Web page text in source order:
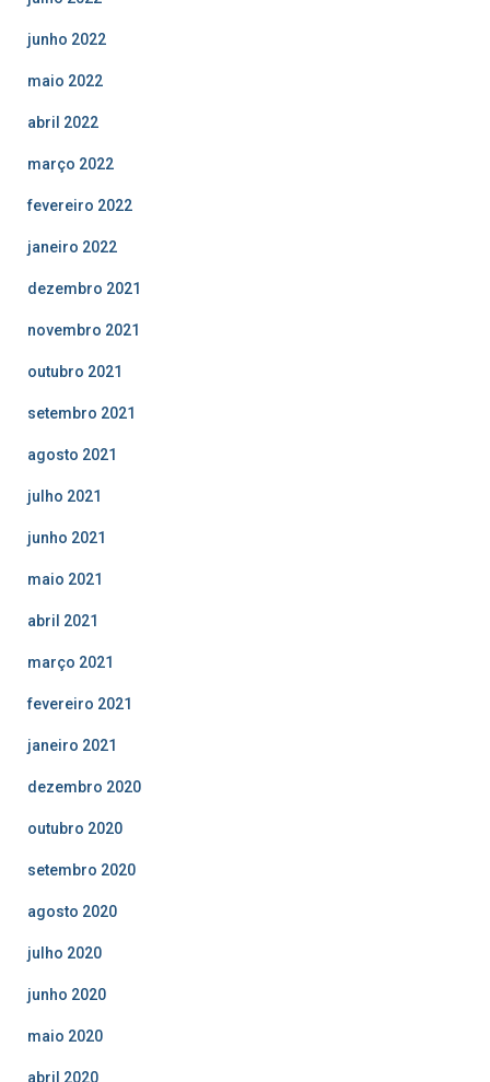
junho 2022
maio 2022
abril 2022
março 2022
fevereiro 2022
janeiro 2022
dezembro 2021
novembro 2021
outubro 2021
setembro 2021
agosto 2021
julho 2021
junho 2021
maio 2021
abril 2021
março 2021
fevereiro 2021
janeiro 2021
dezembro 2020
outubro 2020
setembro 2020
agosto 2020
julho 2020
junho 2020
maio 2020
abril 2020